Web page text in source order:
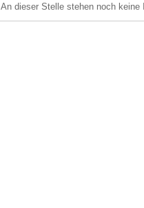
An dieser Stelle stehen noch keine